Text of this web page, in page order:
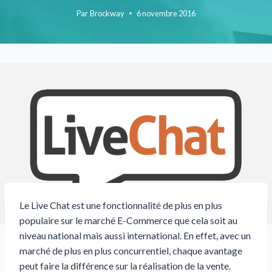
ParBrockway 6 novembre 2016
Le Live Chat est une fonctionnalité de plus en plus
populaire sur le marché E-Commerce que cela soit au
niveau national mais aussi international. En effet, avec un
marché de plus en plus concurrentiel, chaque avantage
peut faire la différence sur la réalisation de la vente.